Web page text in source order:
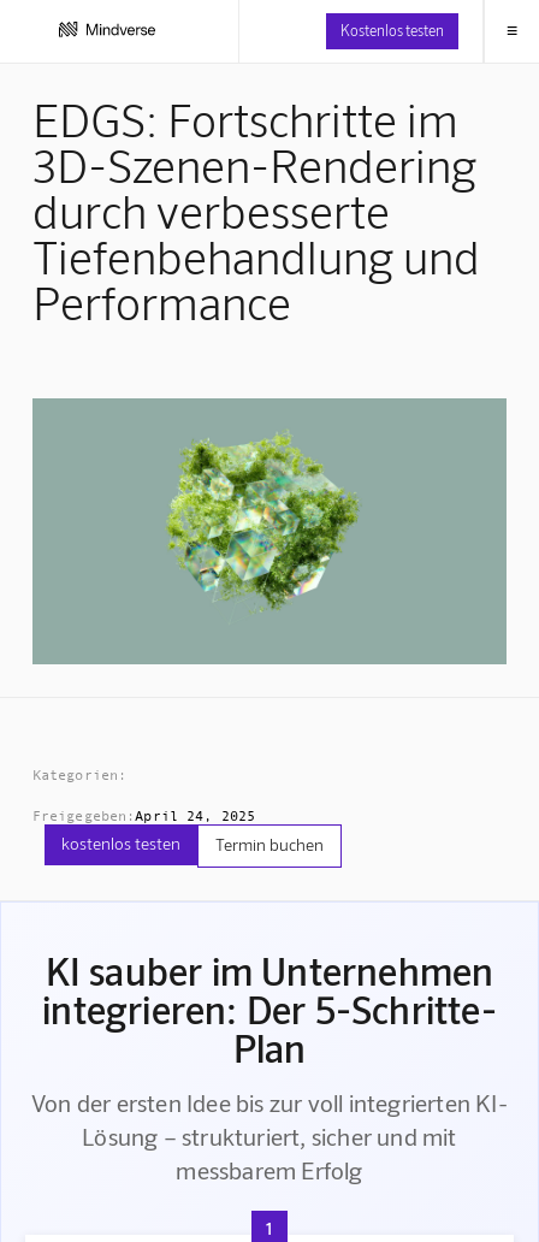
Kostenlos testen ≡
EDGS: Fortschritte im
3D-Szenen-Rendering
durch verbesserte
Tiefenbehandlung und
Performance
Kategorien:
Freigegeben:April 24, 2025
kostenlos testen Termin buchen
KI sauber im Unternehmen
integrieren: Der 5-Schritte-
Plan
Von der ersten Idee bis zur voll integrierten KI-
Lösung – strukturiert, sicher und mit
messbarem Erfolg
1